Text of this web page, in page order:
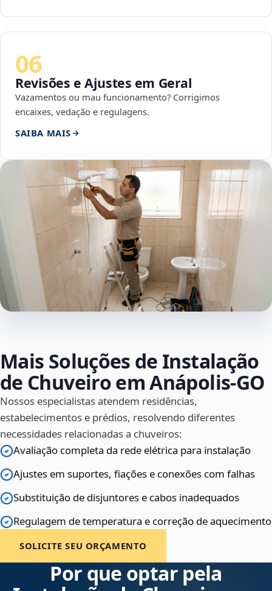
06
Revisões e Ajustes em Geral
Vazamentos ou mau funcionamento? Corrigimos
encaixes, vedação e regulagens.
SAIBA MAIS
Mais Soluções de Instalação
de Chuveiro em Anápolis‑GO
Nossos especialistas atendem residências,
estabelecimentos e prédios, resolvendo diferentes
necessidades relacionadas a chuveiros:
Avaliação completa da rede elétrica para instalação
Ajustes em suportes, fiações e conexões com falhas
Substituição de disjuntores e cabos inadequados
Regulagem de temperatura e correção de aquecimento
SOLICITE SEU ORÇAMENTO
Por que optar pela